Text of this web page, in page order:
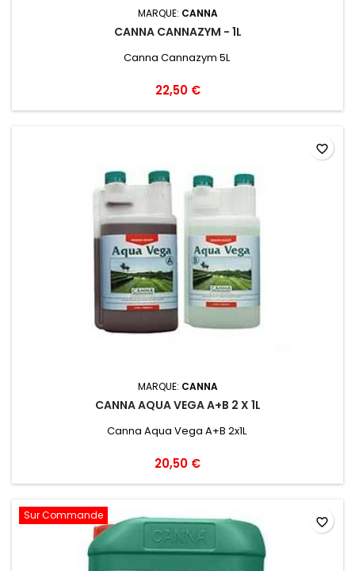
MARQUE: CANNA
CANNA CANNAZYM - 1L
Canna Cannazym 5L
22,50 €
MARQUE: CANNA
CANNA AQUA VEGA A+B 2 X 1L
Canna Aqua Vega A+B 2x1L
20,50 €
favorite_border
Sur Commande favorite_border